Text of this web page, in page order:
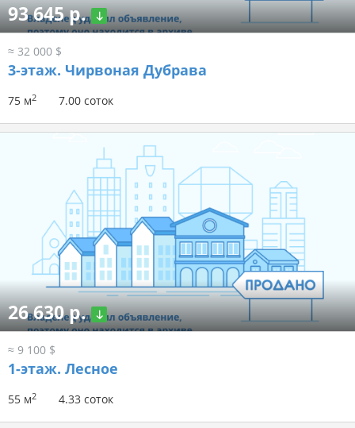
93 645 р.
≈ 32 000 $
3-этаж. Чирвоная Дубрава
75 м2 7.00 соток
26 630 р.
≈ 9 100 $
1-этаж. Лесное
55 м2 4.33 соток